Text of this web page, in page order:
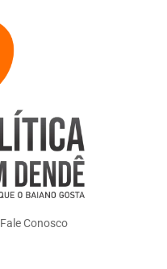
Fale Conosco